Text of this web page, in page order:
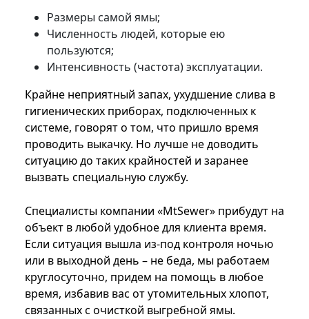
Размеры самой ямы;
Численность людей, которые ею
пользуются;
Интенсивность (частота) эксплуатации.
Крайне неприятный запах, ухудшение слива в
гигиенических приборах, подключенных к
системе, говорят о том, что пришло время
проводить выкачку. Но лучше не доводить
ситуацию до таких крайностей и заранее
вызвать специальную службу.
Специалисты компании «MtSewer» прибудут на
объект в любой удобное для клиента время.
Если ситуация вышла из-под контроля ночью
или в выходной день – не беда, мы работаем
круглосуточно, придем на помощь в любое
время, избавив вас от утомительных хлопот,
связанных с очисткой выгребной ямы.